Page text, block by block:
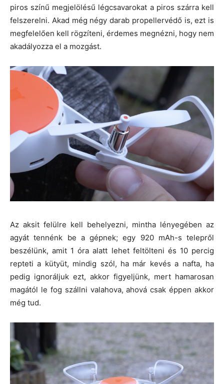
piros színű megjelölésű légcsavarokat a piros szárra kell
felszerelni. Akad még négy darab propellervédő is, ezt is
megfelelően kell rögzíteni, érdemes megnézni, hogy nem
akadályozza el a mozgást.
Az aksit felülre kell behelyezni, mintha lényegében az
agyát tennénk be a gépnek; egy 920 mAh-s telepről
beszélünk, amit 1 óra alatt lehet feltölteni és 10 percig
repteti a kütyüt, mindig szól, ha már kevés a nafta, ha
pedig ignoráljuk ezt, akkor figyeljünk, mert hamarosan
magától le fog szállni valahova, ahová csak éppen akkor
még tud.